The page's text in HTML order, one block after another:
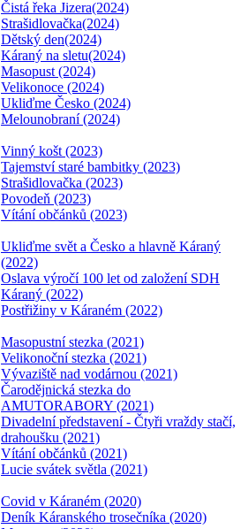
Čistá řeka Jizera(2024)
Strašidlovačka(2024)
Dětský den(2024)
Káraný na sletu(2024)
Masopust (2024)
Velikonoce (2024)
Ukliďme Česko (2024)
Melounobraní (2024)
Vinný košt (2023)
Tajemství staré bambitky (2023)
Strašidlovačka (2023)
Povodeň (2023)
Vítání občánků (2023)
Ukliďme svět a Česko a hlavně Káraný
(2022)
Oslava výročí 100 let od založení SDH
Káraný (2022)
Postřižiny v Káraném (2022)
Masopustní stezka (2021)
Velikonoční stezka (2021)
Vývaziště nad vodárnou (2021)
Čarodějnická stezka do
AMUTORABORY (2021)
Divadelní představení - Čtyři vraždy stačí,
drahoušku (2021)
Vítání občánků (2021)
Lucie svátek světla (2021)
Covid v Káraném (2020)
Deník Káranského trosečníka (2020)